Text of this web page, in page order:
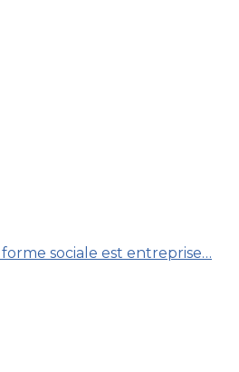
sociale est entreprise…